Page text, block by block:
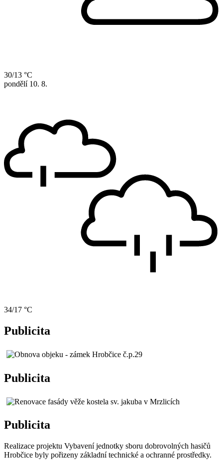
30/13 °C
pondělí 10. 8.
34/17 °C
Publicita
Publicita
Publicita
Realizace projektu Vybavení jednotky sboru dobrovolných hasičů
Hrobčice byly pořizeny základní technické a ochranné prostředky.